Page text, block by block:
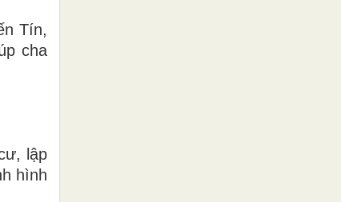
Tín,
cha
lập
hình